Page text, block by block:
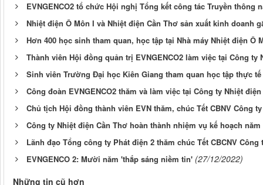
EVNGENCO2 tổ chức Hội nghị Tổng kết công tác Truyền thông
Nhiệt điện Ô Môn I và Nhiệt điện Cần Thơ sản xuất kinh doanh
Hơn 400 học sinh tham quan, học tập tại Nhà máy Nhiệt điện Ô
Thành viên Hội đồng quản trị EVNGENCO2 làm việc tại Công ty
Sinh viên Trường Đại học Kiên Giang tham quan học tập thực
Công đoàn EVNGENCO2 thăm và làm việc tại Công ty Nhiệt
Chủ tịch Hội đồng thành viên EVN thăm, chúc Tết CBNV Công
Công ty Nhiệt điện Cần Thơ hoàn thành nhiệm vụ kế hoạch năm
Lãnh đạo Tổng công ty Phát điện 2 thăm chúc Tết CBCNV
EVNGENCO 2: Mười năm 'thắp sáng niềm tin' (27/12/2022)
Những tin cũ hơn